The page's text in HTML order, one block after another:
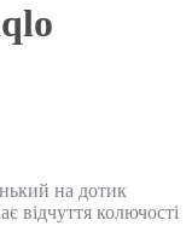
на дотик
відчуття колючості